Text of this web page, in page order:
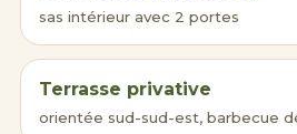
sas intérieur avec 2 portes
Terrasse privative
orientée sud-sud-est, barbecue